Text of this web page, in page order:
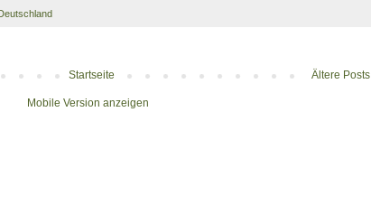
Ältere Posts
Startseite
Mobile Version anzeigen